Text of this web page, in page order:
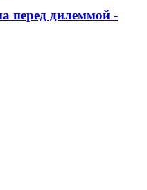
перед дилеммой -